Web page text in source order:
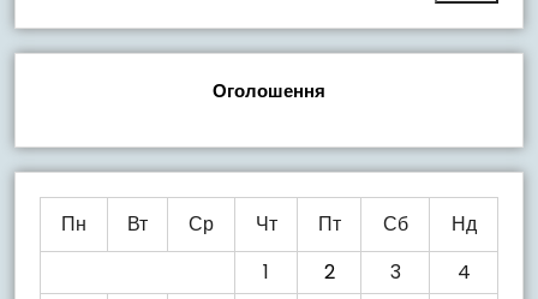
Оголошення
Пн Вт Ср Чт Пт Сб
Нд
1
2 3
4